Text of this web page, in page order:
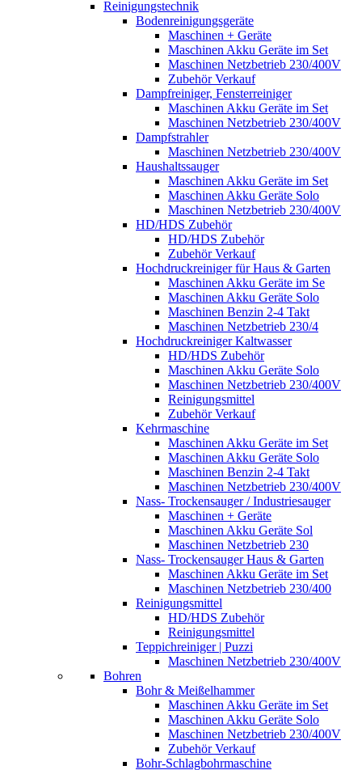
Reinigungstechnik
Bodenreinigungsgeräte
Maschinen + Geräte
Maschinen Akku Geräte im Set
Maschinen Netzbetrieb 230/400V
Zubehör Verkauf
Dampfreiniger, Fensterreiniger
Maschinen Akku Geräte im Set
Maschinen Netzbetrieb 230/400V
Dampfstrahler
Maschinen Netzbetrieb 230/400V
Haushaltssauger
Maschinen Akku Geräte im Set
Maschinen Akku Geräte Solo
Maschinen Netzbetrieb 230/400V
HD/HDS Zubehör
HD/HDS Zubehör
Zubehör Verkauf
Hochdruckreiniger für Haus & Garten
Maschinen Akku Geräte im Se
Maschinen Akku Geräte Solo
Maschinen Benzin 2-4 Takt
Maschinen Netzbetrieb 230/4
Hochdruckreiniger Kaltwasser
HD/HDS Zubehör
Maschinen Akku Geräte Solo
Maschinen Netzbetrieb 230/400V
Reinigungsmittel
Zubehör Verkauf
Kehrmaschine
Maschinen Akku Geräte im Set
Maschinen Akku Geräte Solo
Maschinen Benzin 2-4 Takt
Maschinen Netzbetrieb 230/400V
Nass- Trockensauger / Industriesauger
Maschinen + Geräte
Maschinen Akku Geräte Sol
Maschinen Netzbetrieb 230
Nass- Trockensauger Haus & Garten
Maschinen Akku Geräte im Set
Maschinen Netzbetrieb 230/400
Reinigungsmittel
HD/HDS Zubehör
Reinigungsmittel
Teppichreiniger | Puzzi
Maschinen Netzbetrieb 230/400V
Bohren
Bohr & Meißelhammer
Maschinen Akku Geräte im Set
Maschinen Akku Geräte Solo
Maschinen Netzbetrieb 230/400V
Zubehör Verkauf
Bohr-Schlagbohrmaschine